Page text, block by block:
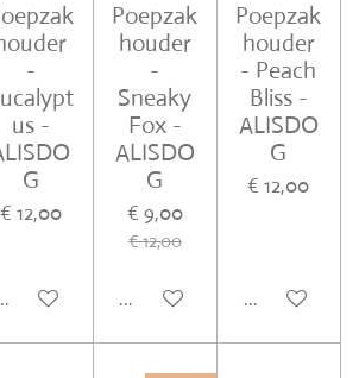
-
us -
G
€ 12,00
winkelwagen
Poepzak
houder
-
Sneaky
Fox -
ALISDO
G
€ 9,00
€ 12,00
In winkelwagen
Poepzak
houder
- Peach
Bliss -
ALISDO
G
€ 12,00
In